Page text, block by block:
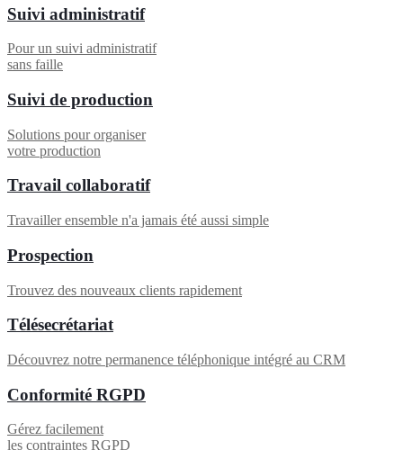
Suivi administratif
Pour un suivi administratif
sans faille
Suivi de production
Solutions pour organiser
votre production
Travail collaboratif
Travailler ensemble n'a jamais été aussi simple
Prospection
Trouvez des nouveaux clients rapidement
Télésecrétariat
Découvrez notre permanence téléphonique intégré au CRM
Conformité RGPD
Gérez facilement
les contraintes RGPD